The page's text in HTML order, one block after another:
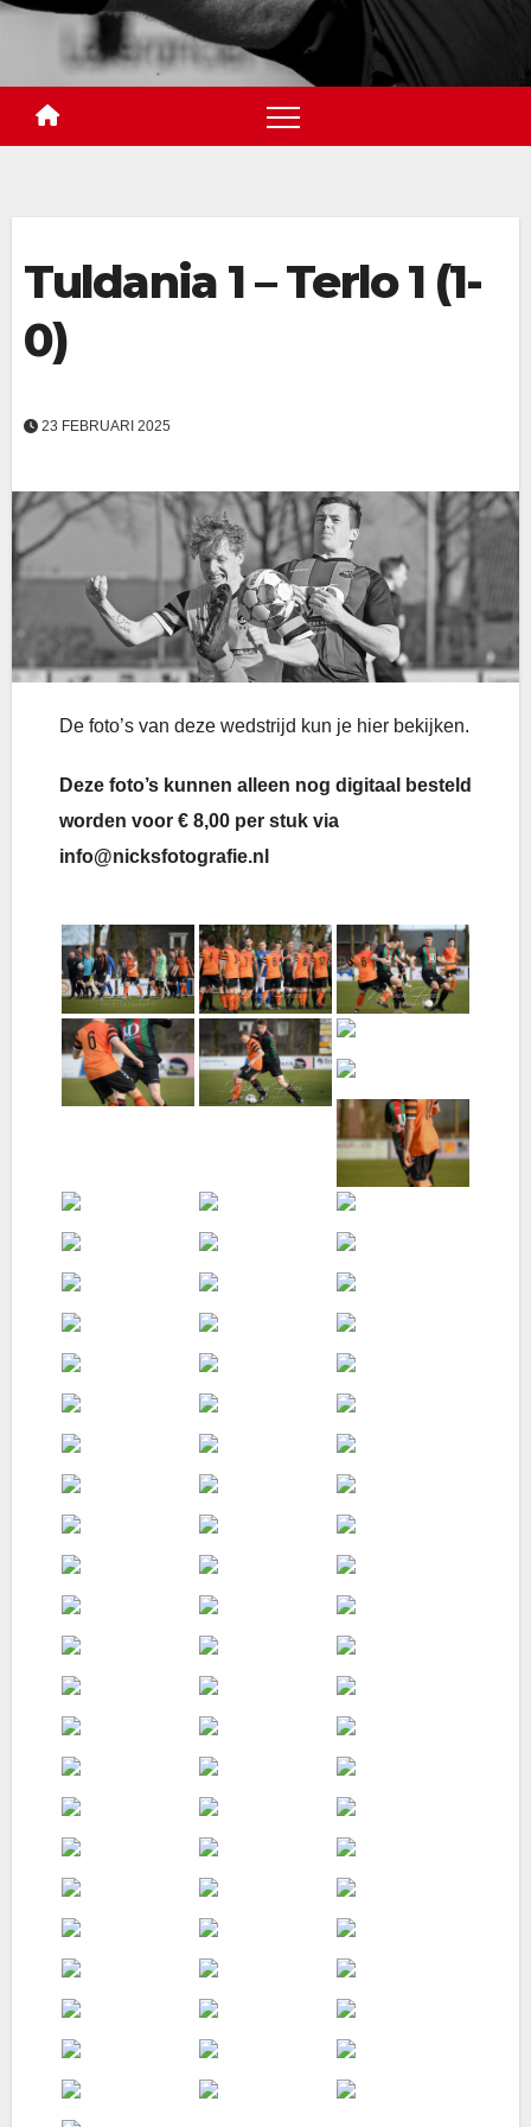
Tuldania 1 – Terlo 1 (1-
0)
23 FEBRUARI 2025
De foto’s van deze wedstrijd kun je hier bekijken.
Deze foto’s kunnen alleen nog digitaal besteld
worden voor € 8,00 per stuk via
info@nicksfotografie.nl